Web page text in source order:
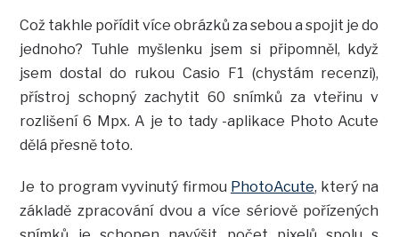
Což takhle pořídit více obrázků za sebou a spojit je do
jednoho? Tuhle myšlenku jsem si připomněl, když
jsem dostal do rukou Casio F1 (chystám recenzi),
přístroj schopný zachytit 60 snímků za vteřinu v
rozlišení 6 Mpx. A je to tady -aplikace Photo Acute
dělá přesně toto.
Je to program vyvinutý firmou PhotoAcute, který na
základě zpracování dvou a více sériově pořízených